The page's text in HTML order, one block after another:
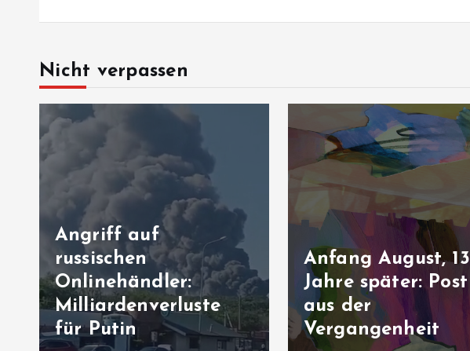
Nicht verpassen
Angriff auf
russischen
Onlinehändler:
Milliardenverluste
für Putin
Anfang August, 13
Jahre später: Post
aus der
Vergangenheit